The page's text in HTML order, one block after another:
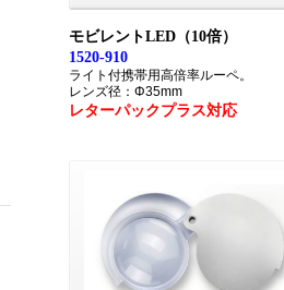
モビレントLED（10倍）
1520-910
ライト付携帯用高倍率ルーペ。
レンズ径：Φ35mm
レターパックプラス対応